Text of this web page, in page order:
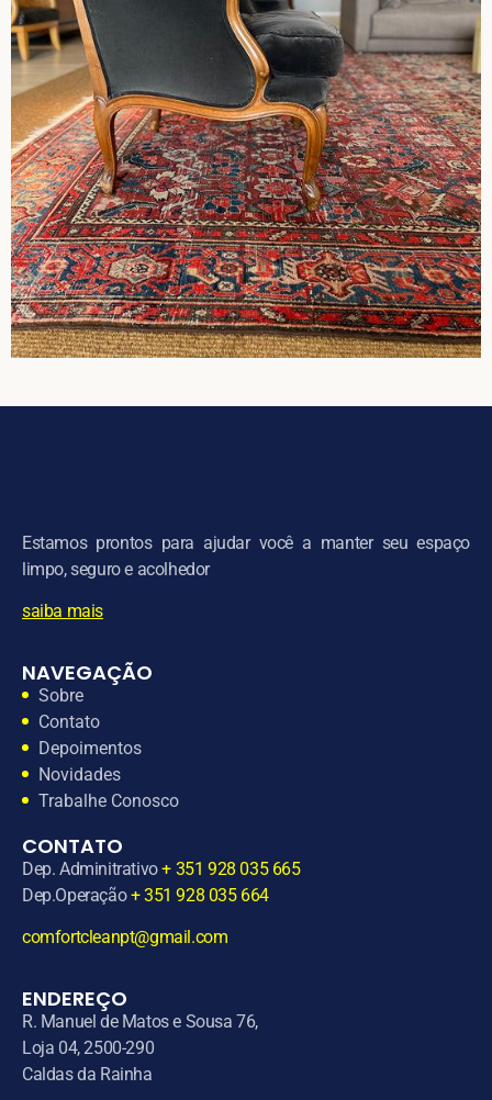
Estamos prontos para ajudar você a manter seu espaço
limpo, seguro e acolhedor
saiba mais
NAVEGAÇÃO
Sobre
Contato
Depoimentos
Novidades
Trabalhe Conosco
CONTATO
Dep. Adminitrativo+ 351 928 035 665
Dep.Operação+ 351 928 035 664
comfortcleanpt@gmail.com
ENDEREÇO
R. Manuel de Matos e Sousa 76,
Loja 04, 2500-290
Caldas da Rainha